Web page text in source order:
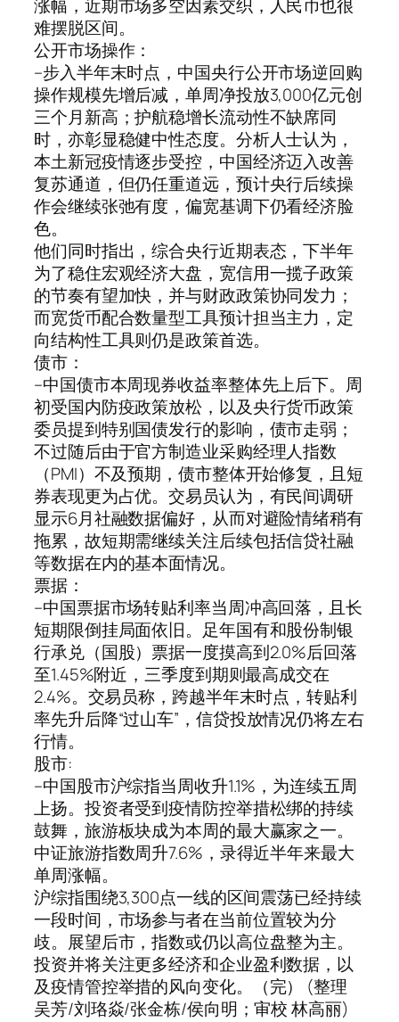
涨幅，近期市场多空因素交织，人民币也很
难摆脱区间。
公开市场操作：
–步入半年末时点，中国央行公开市场逆回购
操作规模先增后减，单周净投放3,000亿元创
三个月新高；护航稳增长流动性不缺席同
时，亦彰显稳健中性态度。分析人士认为，
本土新冠疫情逐步受控，中国经济迈入改善
复苏通道，但仍任重道远，预计央行后续操
作会继续张弛有度，偏宽基调下仍看经济脸
色。
他们同时指出，综合央行近期表态，下半年
为了稳住宏观经济大盘，宽信用一揽子政策
的节奏有望加快，并与财政政策协同发力；
而宽货币配合数量型工具预计担当主力，定
向结构性工具则仍是政策首选。
债市：
–中国债市本周现券收益率整体先上后下。周
初受国内防疫政策放松，以及央行货币政策
委员提到特别国债发行的影响，债市走弱；
不过随后由于官方制造业采购经理人指数
（PMI）不及预期，债市整体开始修复，且短
券表现更为占优。交易员认为，有民间调研
显示6月社融数据偏好，从而对避险情绪稍有
拖累，故短期需继续关注后续包括信贷社融
等数据在内的基本面情况。
票据：
–中国票据市场转贴利率当周冲高回落，且长
短期限倒挂局面依旧。足年国有和股份制银
行承兑（国股）票据一度摸高到2.0%后回落
至1.45%附近，三季度到期则最高成交在
2.4%。交易员称，跨越半年末时点，转贴利
率先升后降“过山车”，信贷投放情况仍将左右
行情。
股市:
–中国股市沪综指当周收升1.1%，为连续五周
上扬。投资者受到疫情防控举措松绑的持续
鼓舞，旅游板块成为本周的最大赢家之一。
中证旅游指数周升7.6%，录得近半年来最大
单周涨幅。
沪综指围绕3,300点一线的区间震荡已经持续
一段时间，市场参与者在当前位置较为分
歧。展望后市，指数或仍以高位盘整为主。
投资并将关注更多经济和企业盈利数据，以
及疫情管控举措的风向变化。（完） (整理
吴芳/刘珞焱/张金栋/侯向明；审校 林高丽)